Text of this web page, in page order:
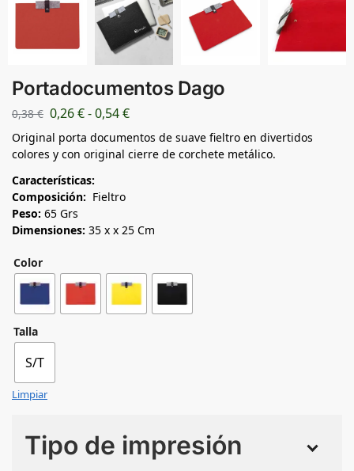
Portadocumentos Dago
0,38€ 0,26€-0,54€
Original porta documentos de suave fieltro en divertidos
colores y con original cierre de corchete metálico.
Características:
Composición: Fieltro
Peso: 65 Grs
Dimensiones: 35 x x 25 Cm
Color
Talla
S/T
Limpiar
Tipo de impresión